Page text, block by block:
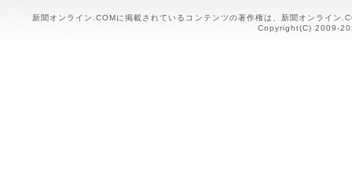
新聞オンライン.COMに掲載されているコンテンツの著作権は、新聞オンライン
Copyright(C) 2009-